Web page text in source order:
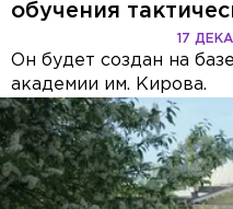
обучения
17
Он будет создан на
академии им. Кирова.